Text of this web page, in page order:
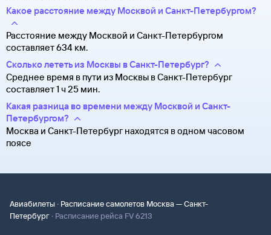
Какое расстояние между Москвой и Санкт-Петербургом?
Расстояние между Москвой и Санкт-Петербургом
составляет 634 км.
Сколько лететь из Москвы в Санкт-Петербург?
Среднее время в пути из Москвы в Санкт-Петербург
составляет 1 ч 25 мин.
Какая разница во времени между Москвой и Санкт-
Петербургом?
Москва и Санкт-Петербург находятся в одном часовом
поясе
Авиабилеты · Расписание самолетов Москва — Санкт-
Петербург · Расписание рейса FV 6213